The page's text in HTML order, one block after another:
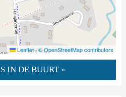
Leaflet|© OpenStreetMap contributors
IN DE BUURT »